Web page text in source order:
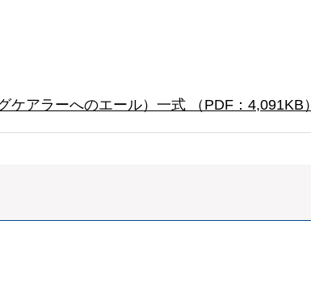
アラーへのエール）一式 （PDF：4,091KB）